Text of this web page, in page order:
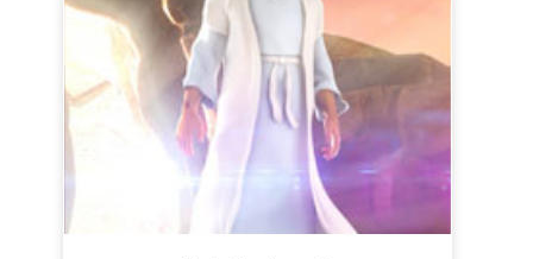
ہلاک نہ ہو بلکہ ہمیشہ کی زندگی پائے۔
یوحنا 3: 16
(این کے جے وی)